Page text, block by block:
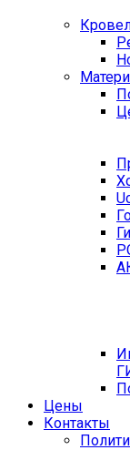
Цены
Контакты